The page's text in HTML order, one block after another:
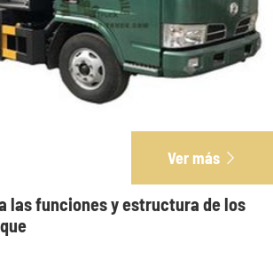
Ver más 
las funciones y estructura de los